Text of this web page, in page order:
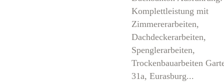
Komplettleistung mit
Zimmererarbeiten,
Dachdeckerarbeiten,
Spenglerarbeiten,
Trockenbauarbeiten
31a, Eurasburg...